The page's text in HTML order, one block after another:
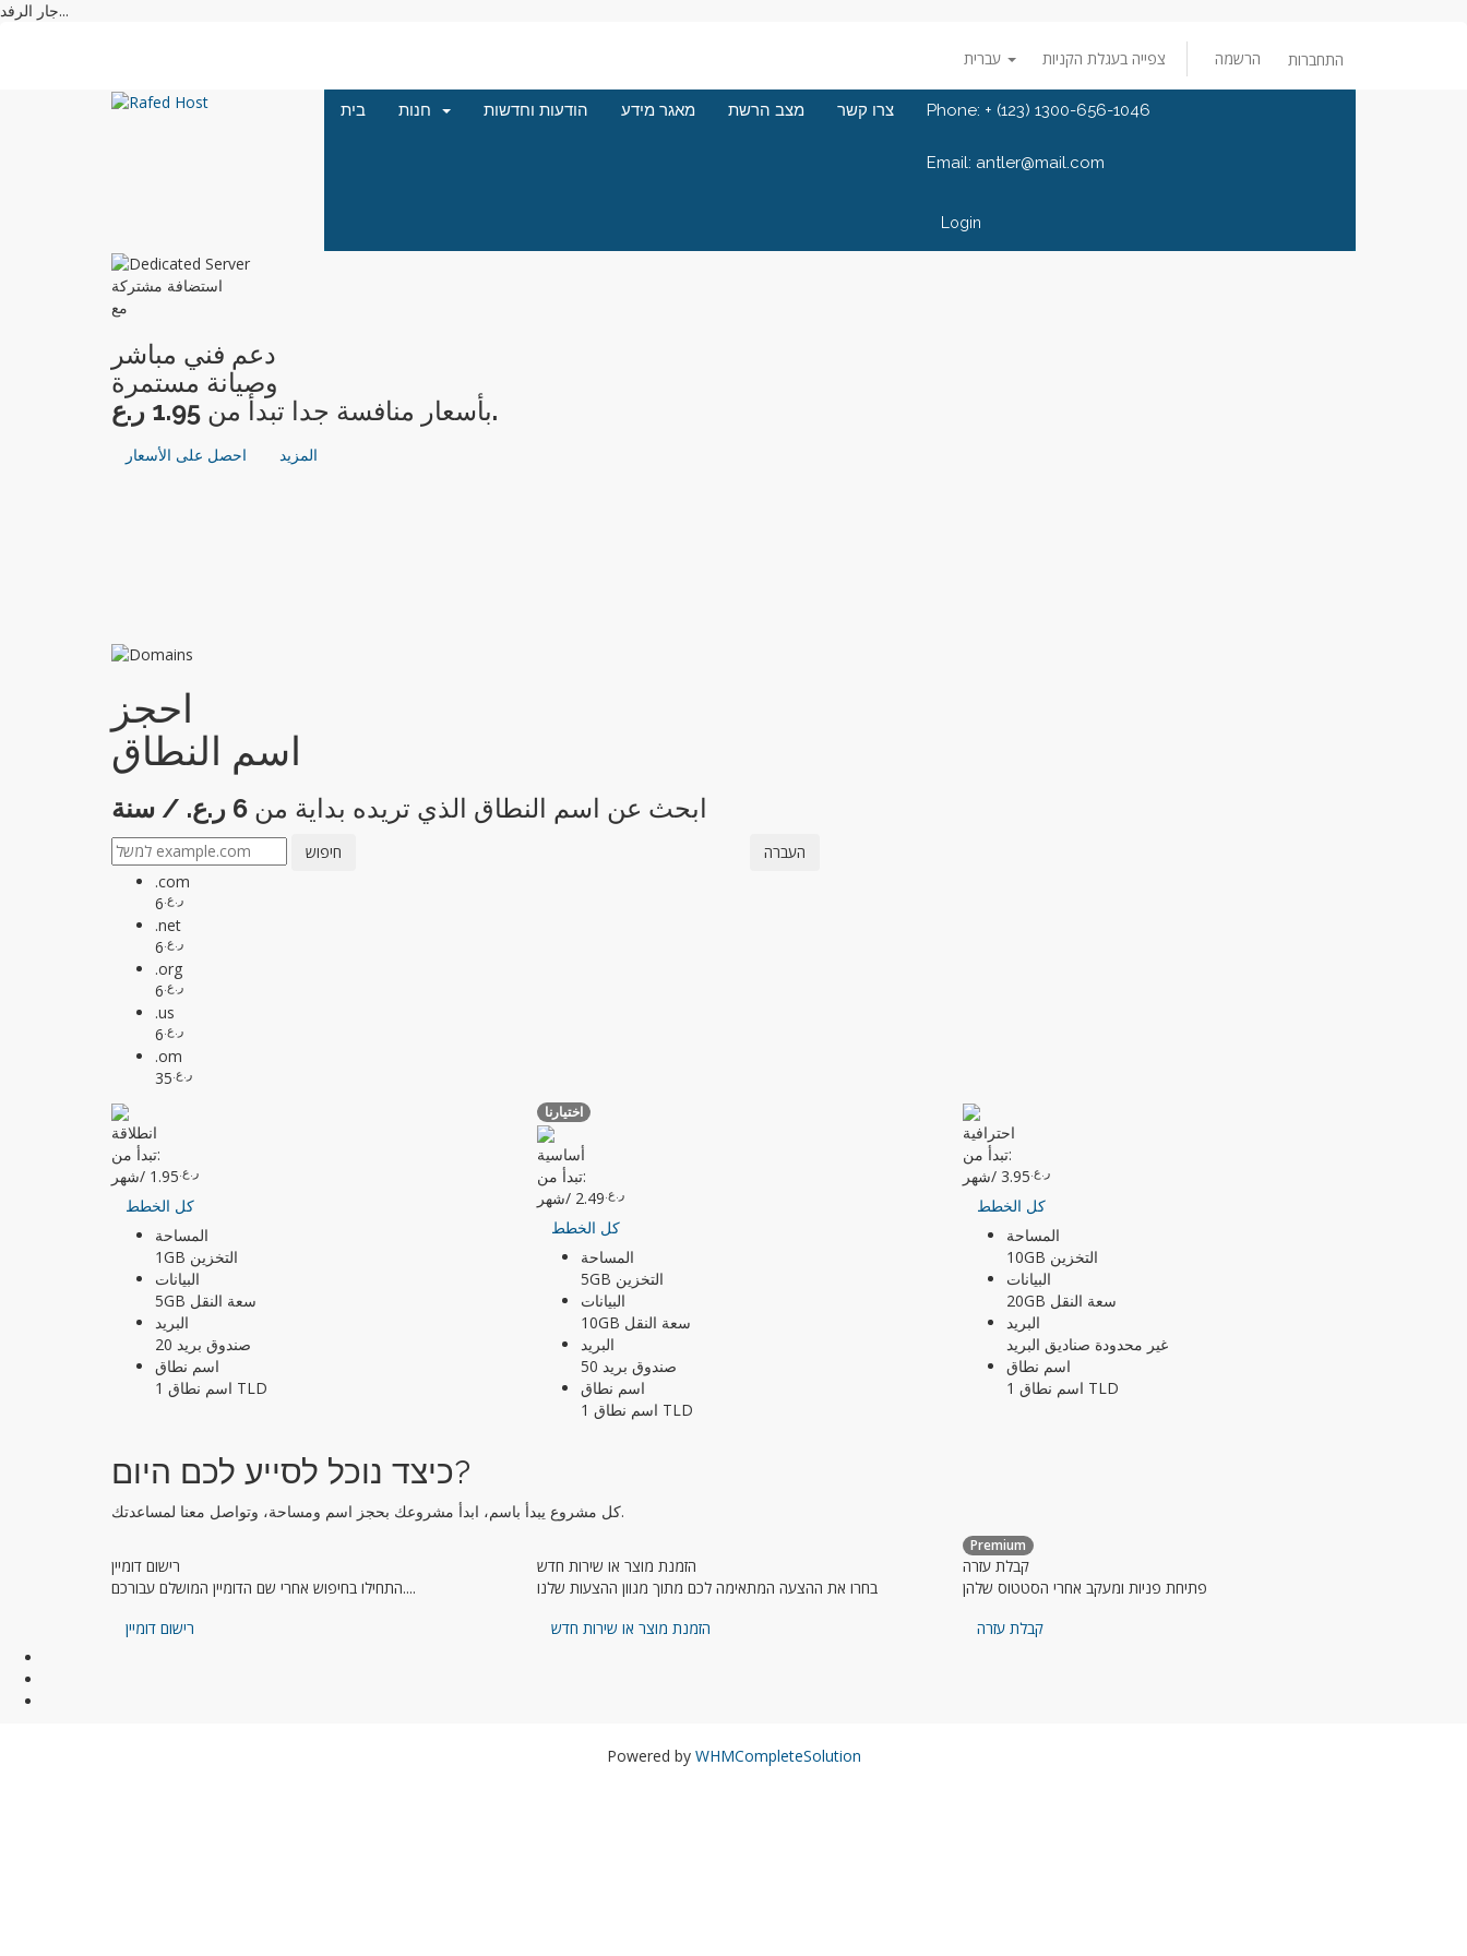
جار الرفد...
צפייה בעגלת הקניות הרשמה התחברות
בית הודעות וחדשות מאגר מידע מצב הרשת צרו קשר Phone: + (123) 1300-656-1046
Email: antler@mail.com
Login
استضافة مشتركة
مع
دعم فني مباشر
وصيانة مستمرة
بأسعار منافسة جدا تبدأ من1.95 ر.ع.
احصل على الأسعار المزيد
احجز
اسم النطاق
ابحث عن اسم النطاق الذي تريده بداية من 6 ر.ع. / سنة
.com
ر.ع. 6
.net
ر.ع. 6
.org
ر.ع. 6
.us
ر.ع. 6
.om
ر.ع. 35
انطلاقة
تبدأ من:
ر.ع. 1.95 /شهر
كل الخطط
المساحة
1GB التخزين
البيانات
5GB سعة النقل
البريد
20 صندوق بريد
اسم نطاق
1 اسم نطاق TLD
اختيارنا
أساسية
تبدأ من:
ر.ع. 2.49 /شهر
كل الخطط
المساحة
5GB التخزين
البيانات
10GB سعة النقل
البريد
50 صندوق بريد
اسم نطاق
1 اسم نطاق TLD
احترافية
تبدأ من:
ر.ع. 3.95 /شهر
كل الخطط
المساحة
10GB التخزين
البيانات
20GB سعة النقل
البريد
غير محدودة صناديق البريد
اسم نطاق
1 اسم نطاق TLD
כיצד נוכל לסייע לכם היום?
كل مشروع يبدأ باسم، ابدأ مشروعك بحجز اسم ومساحة، وتواصل معنا لمساعدتك.
רישום דומיין
התחילו בחיפוש אחרי שם הדומיין המושלם עבורכם....
רישום דומיין
הזמנת מוצר או שירות חדש
בחרו את ההצעה המתאימה לכם מתוך מגוון ההצעות שלנו
הזמנת מוצר או שירות חדש
Premium
קבלת עזרה
פתיחת פניות ומעקב אחרי הסטטוס שלהן
קבלת עזרה
Powered by WHMCompleteSolution